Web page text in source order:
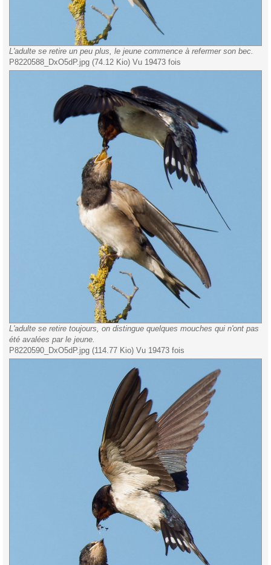
L'adulte se retire un peu plus, le jeune commence à refermer son bec.
P8220588_DxO5dP.jpg (74.12 Kio) Vu 19473 fois
L'adulte se retire toujours, on distingue quelques mouches qui n'ont pas
été avalées par le jeune.
P8220590_DxO5dP.jpg (114.77 Kio) Vu 19473 fois